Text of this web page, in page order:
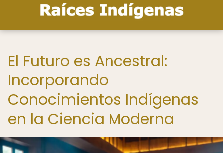
El Futuro es Ancestral:
Incorporando
Conocimientos Indígenas
en la Ciencia Moderna